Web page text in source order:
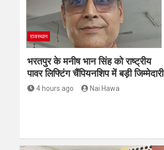
राजस्थान
भरतपुर के मनीष भान सिंह को राष्ट्रीय
पावर लिफ्टिंग चैंपियनशिप में बड़ी जिम्मेदारी
4 hours ago Nai Hawa